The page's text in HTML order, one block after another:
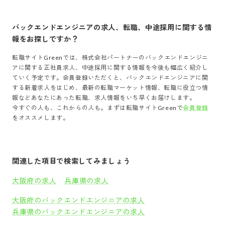
バックエンドエンジニアの求人、転職、中途採用に関する情
報をお探しですか？
転職サイトGreenでは、 株式会社パートナーの バックエンドエンジニ
ア に関する正社員求人、中途採用に関する情報を今後も幅広く紹介し
ていく予定です。会員登録いただくと、 バックエンドエンジニア に関
する新着求人をはじめ、最新の転職マーケット情報、転職に役立つ情
報などあなたにあった転職、求人情報をいち早くお届けします。
今すぐの人も、これからの人も。まずは転職サイトGreenで会員登録
をオススメします。
関連した項目で検索してみましょう
大阪府の求人 兵庫県の求人
大阪府のバックエンドエンジニアの求人
兵庫県のバックエンドエンジニアの求人